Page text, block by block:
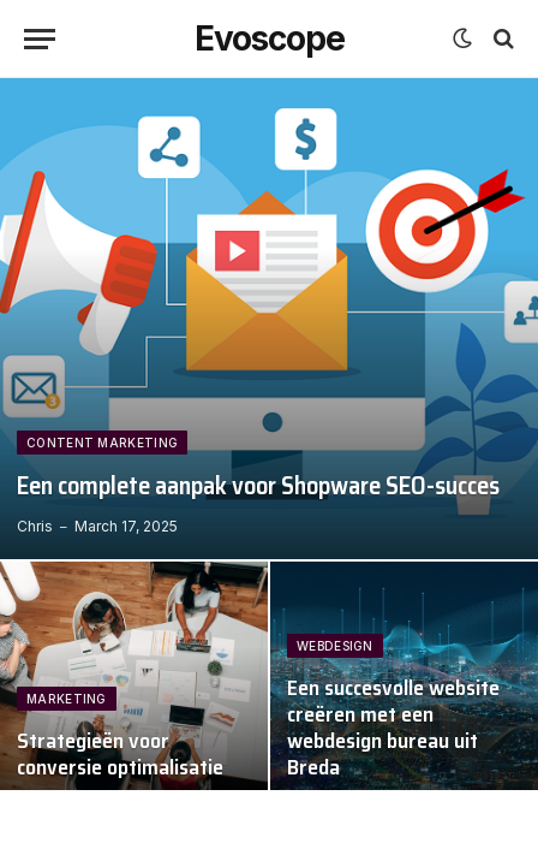
Evoscope
CONTENT MARKETING
Een complete aanpak voor Shopware SEO-succes
Chris March 17, 2025
MARKETING
Strategieën voor
conversie optimalisatie
WEBDESIGN
Een succesvolle website
creëren met een
webdesign bureau uit
Breda